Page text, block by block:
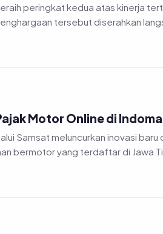
peringkat kedua atas kinerja
tersebut diserahkan
Motor Online di
Samsat meluncurkan inovasi
bermotor yang terdaftar di Jawa